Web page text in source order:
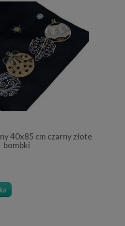
40x85 cm czarny złote
bombki